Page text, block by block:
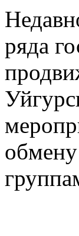
ряда